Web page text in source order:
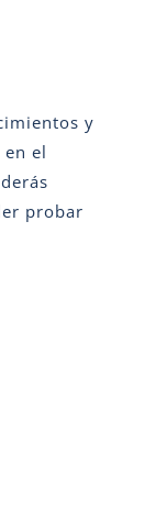
y
el
probar